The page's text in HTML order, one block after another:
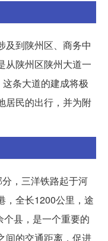
及到陕州区、商务中
从陕州区陕州大道一
条大道的建成将极
居民的出行，并为附
，三洋铁路起于河
，全长1200公里，途
县，是一个重要的
间的交通距离，促进